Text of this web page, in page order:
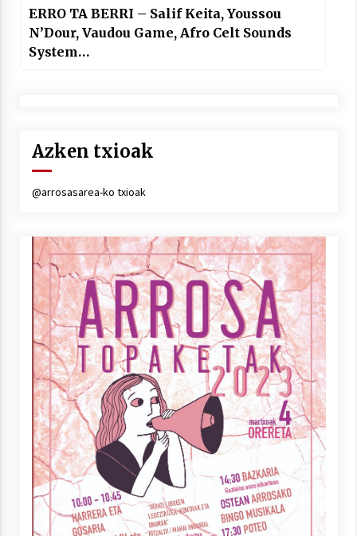
ERRO TA BERRI – Salif Keita, Youssou
N’Dour, Vaudou Game, Afro Celt Sounds
System…
Azken txioak
@arrosasarea-ko txioak